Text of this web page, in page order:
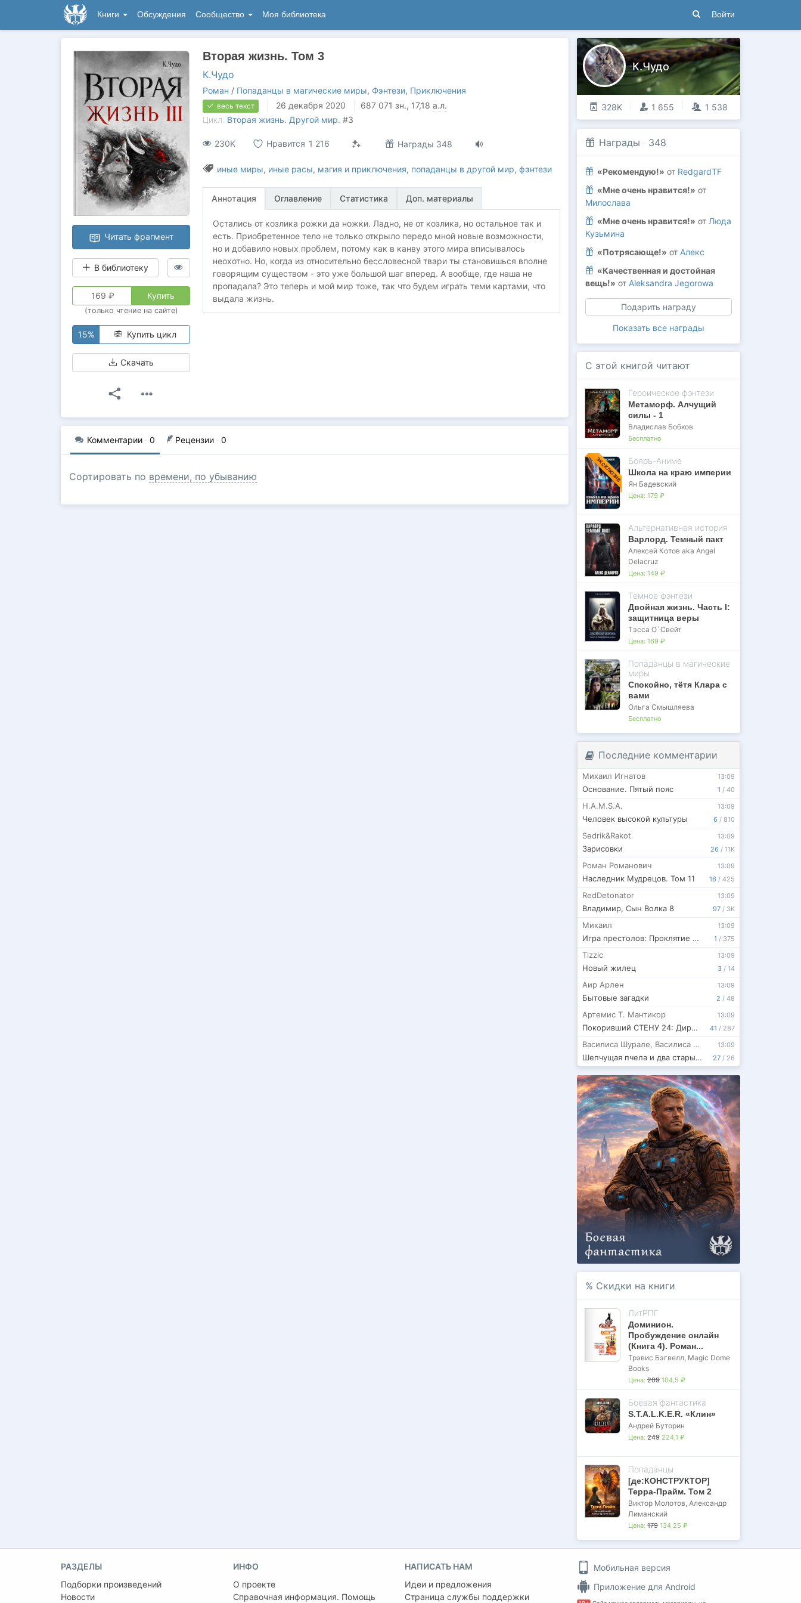
Книги Обсуждения Сообщество Моя библиотека Войти
Читать фрагмент
В библиотеку
169 ₽ Купить
(только чтение на сайте)
15% Купить цикл
Скачать
Вторая жизнь. Том 3
К.Чудо
Роман / Попаданцы в магические миры, Фэнтези, Приключения
весь текст 26 декабря 2020 687 071 зн., 17,18 а.л.
Цикл: Вторая жизнь. Другой мир. #3
230K Нравится 1 216 Награды 348
иные миры, иные расы, магия и приключения, попаданцы в другой мир, фэнтези
Аннотация Оглавление Статистика Доп. материалы
Остались от козлика рожки да ножки. Ладно, не от козлика, но остальное так и
есть. Приобретенное тело не только открыло передо мной новые возможности,
но и добавило новых проблем, потому как в канву этого мира вписывалось
неохотно. Но, когда из относительно бессловесной твари ты становишься вполне
говорящим существом - это уже большой шаг вперед. А вообще, где наша не
пропадала? Это теперь и мой мир тоже, так что будем играть теми картами, что
выдала жизнь.
Комментарии · 0 Рецензии · 0
Сортировать по времени, по убыванию
К.Чудо
328K 1 655 1 538
Награды · 348
«Рекомендую!» от RedgardTF
«Мне очень нравится!» от
Милослава
«Мне очень нравится!» от Люда
Кузьмина
«Потрясающе!» от Алекс
«Качественная и достойная
вещь!» от Aleksandra Jegorowa
Подарить награду
Показать все награды
С этой книгой читают
Героическое фэнтези
Метаморф. Алчущий
силы - 1
Владислав Бобков
Бесплатно
ЭКСКЛЮЗИВ Бояръ-Аниме
Школа на краю империи
Ян Бадевский
Цена: 179 ₽
Альтернативная история
Варлорд. Темный пакт
Алексей Котов aka Angel
Delacruz
Цена: 149 ₽
Темное фэнтези
Двойная жизнь. Часть I:
защитница веры
Тэсса O`Свейт
Цена: 169 ₽
Попаданцы в магические
миры
Спокойно, тётя Клара с
вами
Ольга Смышляева
Бесплатно
Последние комментарии
1 / 40
13:09
Михаил Игнатов
Основание. Пятый пояс
6 / 810
13:09
H.A.M.S.A.
Человек высокой культуры
26 / 11K
13:09
Sedrik&Rakot
Зарисовки
16 / 425
13:09
Роман Романович
Наследник Мудрецов. Том 11
97 / 3K
13:09
RedDetonator
Владимир, Сын Волка 8
1 / 375
13:09
Mихаил
Игра престолов: Проклятие Харренхолла
3 / 14
13:09
Tizzic
Новый жилец
2 / 48
13:09
Аир Арлен
Бытовые загадки
41 / 287
13:09
Артемис Т. Мантикор
Покоривший СТЕНУ 24: Директива Свободы
27 / 26
13:09
Василиса Шурале, Василиса Кириллова
Шепчущая пчела и два старых финика
% Скидки на книги
ЛитРПГ
Доминион.
Пробуждение онлайн
(Книга 4). Роман...
Трэвис Бэгвелл Magic Dome
Books
Цена: 209 104,5 ₽
Боевая фантастика
S.T.A.L.K.E.R. «Клин»
Андрей Буторин
Цена: 249 224,1 ₽
Попаданцы
[де:КОНСТРУКТОР]
Терра-Прайм. Том 2
Виктор Молотов Александр
Лиманский
Цена: 179 134,25 ₽
РАЗДЕЛЫ
Подборки произведений
Новости
ИНФО
О проекте
Справочная информация. Помощь
НАПИСАТЬ НАМ
Идеи и предложения
Страница службы поддержки
Мобильная версия
Приложение для Android